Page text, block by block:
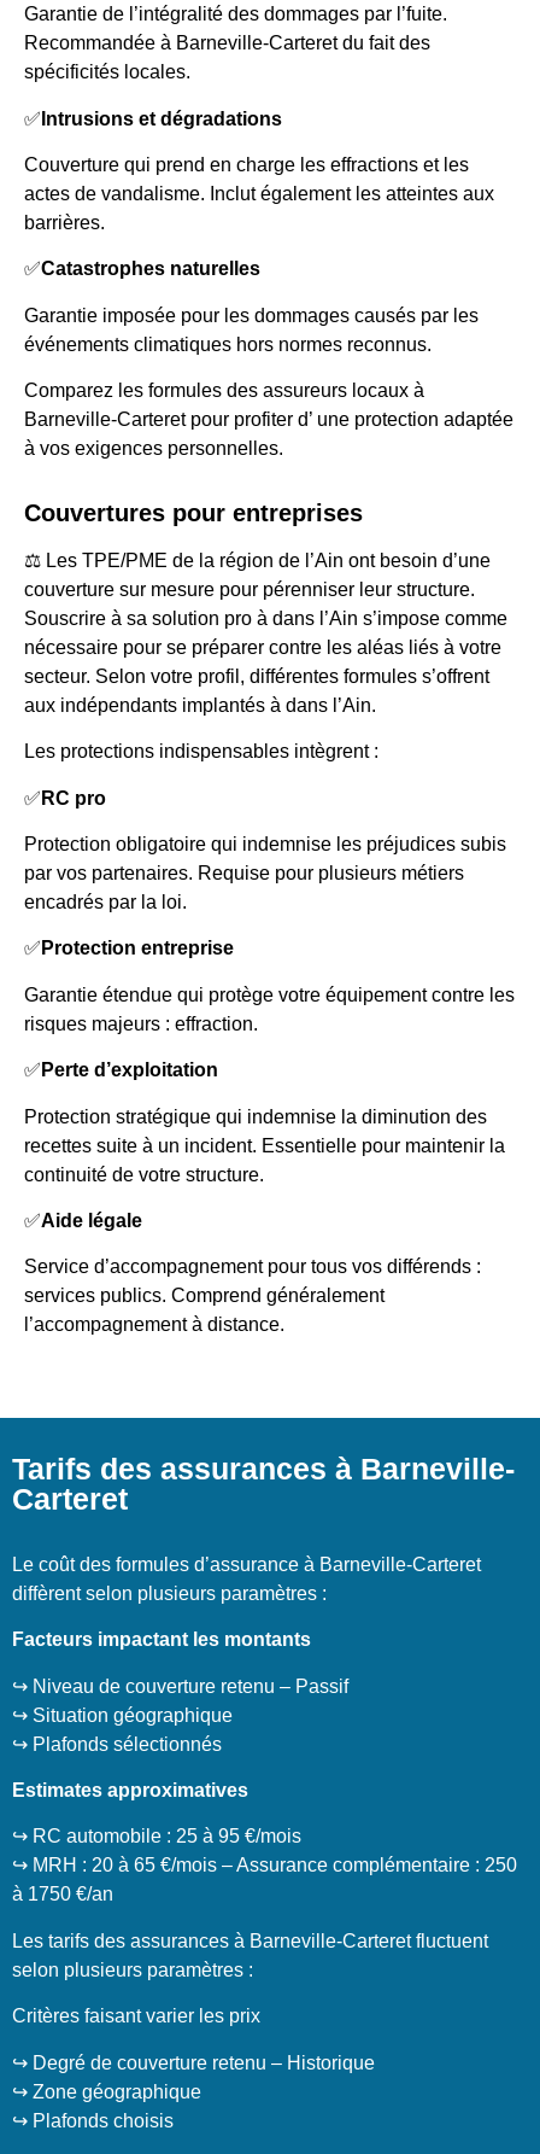
Garantie de l’intégralité des dommages par l’fuite.
Recommandée à Barneville-Carteret du fait des
spécificités locales.
✅ Intrusions et dégradations
Couverture qui prend en charge les effractions et les
actes de vandalisme. Inclut également les atteintes aux
barrières.
✅Catastrophes naturelles
Garantie imposée pour les dommages causés par les
événements climatiques hors normes reconnus.
Comparez les formules des assureurs locaux à
Barneville-Carteret pour profiter d’ une protection adaptée
à vos exigences personnelles.
Couvertures pour entreprises
⚖️ Les TPE/PME de la région de l’Ain ont besoin d’une
couverture sur mesure pour pérenniser leur structure.
Souscrire à sa solution pro à dans l’Ain s’impose comme
nécessaire pour se préparer contre les aléas liés à votre
secteur. Selon votre profil, différentes formules s’offrent
aux indépendants implantés à dans l’Ain.
Les protections indispensables intègrent :
✅ RC pro
Protection obligatoire qui indemnise les préjudices subis
par vos partenaires. Requise pour plusieurs métiers
encadrés par la loi.
✅ Protection entreprise
Garantie étendue qui protège votre équipement contre les
risques majeurs : effraction.
✅ Perte d’exploitation
Protection stratégique qui indemnise la diminution des
recettes suite à un incident. Essentielle pour maintenir la
continuité de votre structure.
✅Aide légale
Service d’accompagnement pour tous vos différends :
services publics. Comprend généralement
l’accompagnement à distance.
Tarifs des assurances à Barneville-
Carteret
Le coût des formules d’assurance à Barneville-Carteret
diffèrent selon plusieurs paramètres :
Facteurs impactant les montants
↪️ Niveau de couverture retenu – Passif
↪️ Situation géographique
↪️ Plafonds sélectionnés
Estimates approximatives
↪️ RC automobile : 25 à 95 €/mois
↪️ MRH : 20 à 65 €/mois – Assurance complémentaire : 250
à 1750 €/an
Les tarifs des assurances à Barneville-Carteret fluctuent
selon plusieurs paramètres :
Critères faisant varier les prix
↪️ Degré de couverture retenu – Historique
↪️ Zone géographique
↪️ Plafonds choisis